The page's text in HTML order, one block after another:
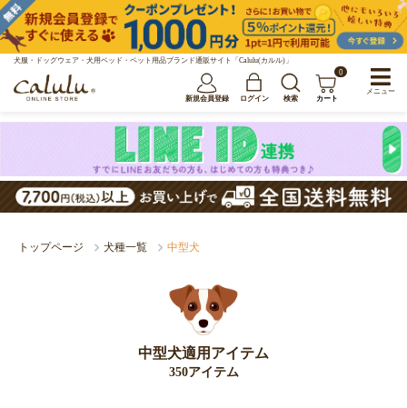
犬服・ドッグウェア・犬用ベッド・ペット用品ブランド通販サイト「Calulu(カルル)」
新規会員登録 ログイン 検索
0
カート
トップページ 犬種一覧 中型犬
中型犬適用アイテム
350アイテム
メニュー